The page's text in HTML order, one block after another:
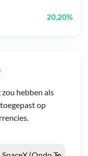
hebben als
op
20,20%